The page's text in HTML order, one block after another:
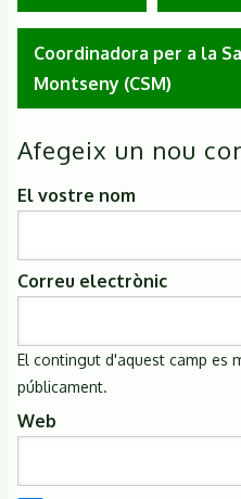
Coordinadora per a la
Montseny (CSM)
Afegeix un nou
El vostre nom
Correu electrònic
El contingut d'aquest camp es
públicament.
Web